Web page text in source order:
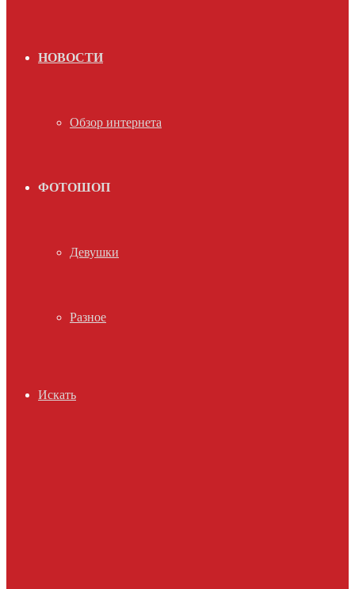
НОВОСТИ
Обзор интернета
ФОТОШОП
Девушки
Разное
Искать